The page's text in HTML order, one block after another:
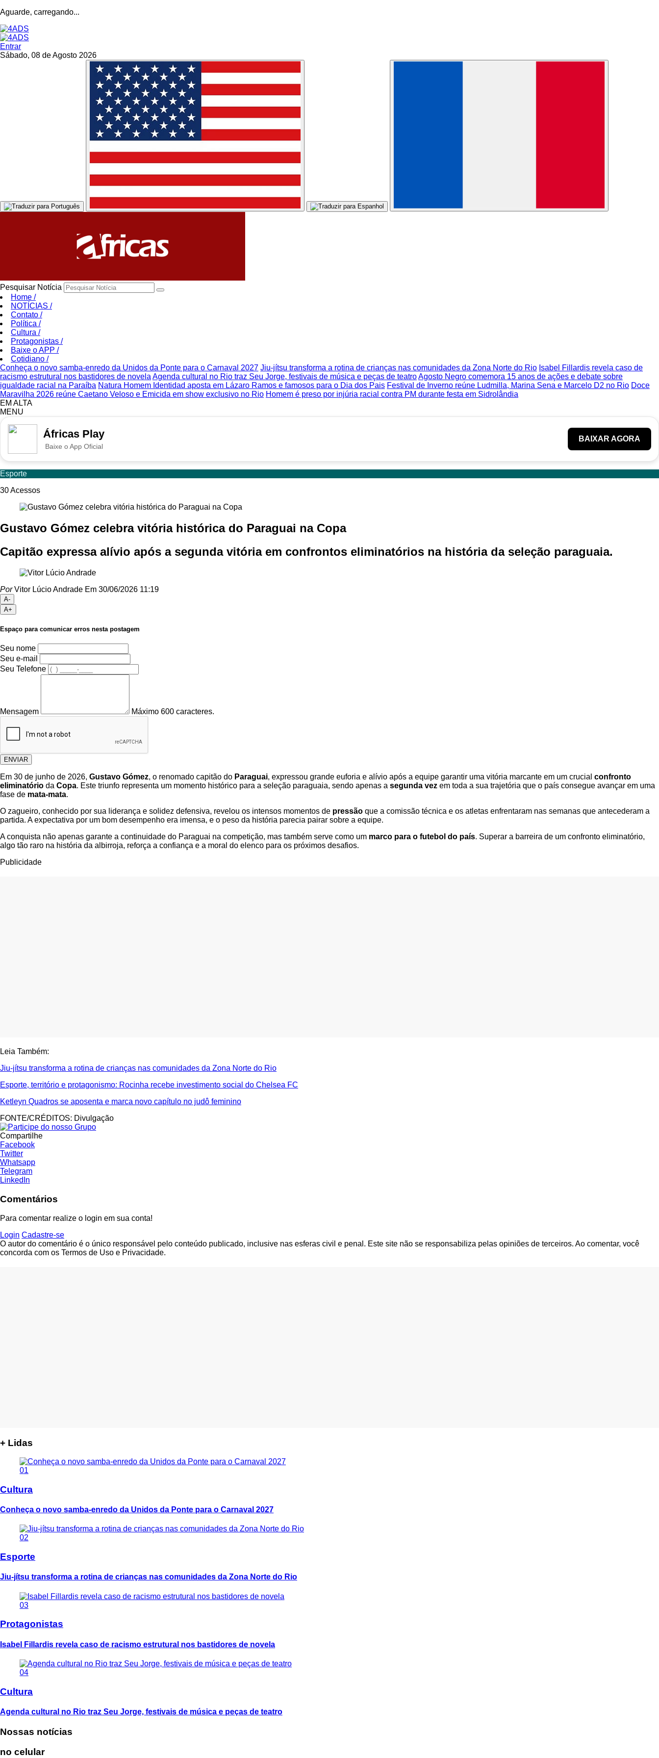
Aguarde, carregando...
Entrar
Sábado, 08 de Agosto 2026
Pesquisar Notícia
Home /
NOTÍCIAS /
Contato /
Política /
Cultura /
Protagonistas /
Baixe o APP /
Cotidiano /
Conheça o novo samba-enredo da Unidos da Ponte para o Carnaval 2027 Jiu-jítsu transforma a rotina de crianças nas comunidades da Zona Norte do Rio Isabel Fillardis revela caso de
racismo estrutural nos bastidores de novela Agenda cultural no Rio traz Seu Jorge, festivais de música e peças de teatroAgosto Negro comemora 15 anos de ações e debate sobre
igualdade racial na Paraíba Natura Homem Identidad aposta em Lázaro Ramos e famosos para o Dia dos Pais Festival de Inverno reúne Ludmilla, Marina Sena e Marcelo D2 no Rio Doce
Maravilha 2026 reúne Caetano Veloso e Emicida em show exclusivo no Rio Homem é preso por injúria racial contra PM durante festa em Sidrolândia
EM ALTA
MENU
Áfricas Play
Baixe o App Oficial
BAIXAR AGORA
Esporte
30Acessos
Gustavo Gómez celebra vitória histórica do Paraguai na Copa
Capitão expressa alívio após a segunda vitória em confrontos eliminatórios na história da seleção paraguaia.
PorVitor Lúcio Andrade Em 30/06/2026 11:19
A-
A+
Espaço para comunicar erros nesta postagem
Seu nome
Seu e-mail
Seu Telefone
Mensagem Máximo 600 caracteres.
ENVIAR
Em 30 de junho de 2026, Gustavo Gómez, o renomado capitão do Paraguai, expressou grande euforia e alívio após a equipe garantir uma vitória marcante em um crucial confronto
eliminatório da Copa. Este triunfo representa um momento histórico para a seleção paraguaia, sendo apenas a segunda vez em toda a sua trajetória que o país consegue avançar em uma
fase de mata-mata.
O zagueiro, conhecido por sua liderança e solidez defensiva, revelou os intensos momentos de pressão que a comissão técnica e os atletas enfrentaram nas semanas que antecederam a
partida. A expectativa por um bom desempenho era imensa, e o peso da história parecia pairar sobre a equipe.
A conquista não apenas garante a continuidade do Paraguai na competição, mas também serve como um marco para o futebol do país. Superar a barreira de um confronto eliminatório,
algo tão raro na história da albirroja, reforça a confiança e a moral do elenco para os próximos desafios.
Publicidade
Leia Também:
Jiu-jítsu transforma a rotina de crianças nas comunidades da Zona Norte do Rio
Esporte, território e protagonismo: Rocinha recebe investimento social do Chelsea FC
Ketleyn Quadros se aposenta e marca novo capítulo no judô feminino
FONTE/CRÉDITOS: Divulgação
Compartilhe
Facebook
Twitter
Whatsapp
Telegram
LinkedIn
Comentários
Para comentar realize o login em sua conta!
Login Cadastre-se
O autor do comentário é o único responsável pelo conteúdo publicado, inclusive nas esferas civil e penal. Este site não se responsabiliza pelas opiniões de terceiros. Ao comentar, você
concorda com os Termos de Uso e Privacidade.
+ Lidas
01
Cultura
Conheça o novo samba-enredo da Unidos da Ponte para o Carnaval 2027
02
Esporte
Jiu-jítsu transforma a rotina de crianças nas comunidades da Zona Norte do Rio
03
Protagonistas
Isabel Fillardis revela caso de racismo estrutural nos bastidores de novela
04
Cultura
Agenda cultural no Rio traz Seu Jorge, festivais de música e peças de teatro
Nossas notícias
no celular